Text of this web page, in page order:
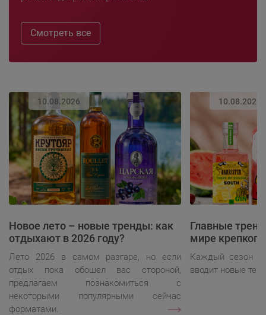
Смотреть все
10.08.2026
Новое лето – новые тренды: как
отдыхают в 2026 году?
Лето 2026 в самом разгаре, но если
отдых пока обошел вас стороной,
предлагаем познакомиться с
некоторыми популярными сейчас
форматами.
10.08.2026
Главные
мире
Каждый сезон
вводит новые